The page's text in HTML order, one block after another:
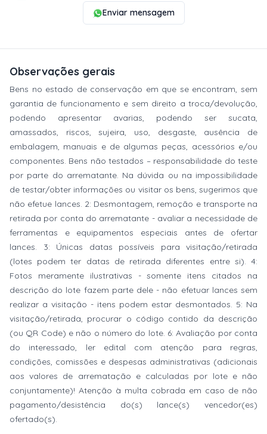
Enviar mensagem
Observações gerais
Bens no estado de conservação em que se encontram, sem
garantia de funcionamento e sem direito a troca/devolução,
podendo apresentar avarias, podendo ser sucata,
amassados, riscos, sujeira, uso, desgaste, ausência de
embalagem, manuais e de algumas peças, acessórios e/ou
componentes. Bens não testados – responsabilidade do teste
por parte do arrematante. Na dúvida ou na impossibilidade
de testar/obter informações ou visitar os bens, sugerimos que
não efetue lances. 2: Desmontagem, remoção e transporte na
retirada por conta do arrematante - avaliar a necessidade de
ferramentas e equipamentos especiais antes de ofertar
lances. 3: Únicas datas possíveis para visitação/retirada
(lotes podem ter datas de retirada diferentes entre si). 4:
Fotos meramente ilustrativas - somente itens citados na
descrição do lote fazem parte dele - não efetuar lances sem
realizar a visitação - itens podem estar desmontados. 5: Na
visitação/retirada, procurar o código contido da descrição
(ou QR Code) e não o número do lote. 6: Avaliação por conta
do interessado, ler edital com atenção para regras,
condições, comissões e despesas administrativas (adicionais
aos valores de arrematação e calculadas por lote e não
conjuntamente)! Atenção à multa cobrada em caso de não
pagamento/desistência do(s) lance(s) vencedor(es)
ofertado(s).